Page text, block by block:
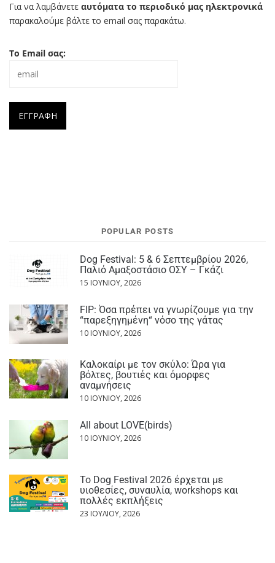
Για να λαμβάνετε αυτόματα το περιοδικό μας ηλεκτρονικά
παρακαλούμε βάλτε το email σας παρακάτω.
Το Email σας:
POPULAR POSTS
Dog Festival: 5 & 6 Σεπτεμβρίου 2026,
Παλιό Αμαξοστάσιο ΟΣΥ – Γκάζι
15 ΙΟΥΝΊΟΥ, 2026
FIP: Όσα πρέπει να γνωρίζουμε για την
“παρεξηγημένη“ νόσο της γάτας
10 ΙΟΥΝΊΟΥ, 2026
Καλοκαίρι με τον σκύλο: Ώρα για
βόλτες, βουτιές και όμορφες
αναμνήσεις
10 ΙΟΥΝΊΟΥ, 2026
All about LOVE(birds)
10 ΙΟΥΝΊΟΥ, 2026
Το Dog Festival 2026 έρχεται με
υιοθεσίες, συναυλία, workshops και
πολλές εκπλήξεις
23 ΙΟΥΛΊΟΥ, 2026